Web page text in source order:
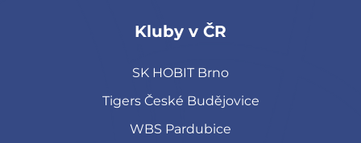
Kluby v ČR
SK HOBIT Brno
Tigers České Budějovice
WBS Pardubice